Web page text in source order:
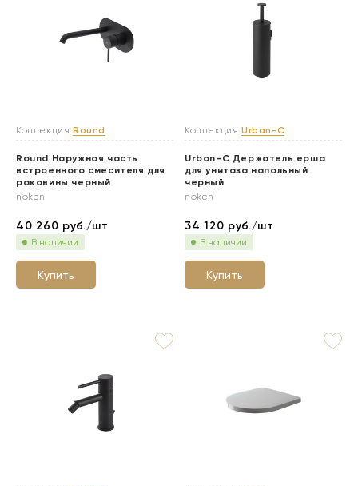
Коллекция Round
Round Наружная часть
встроенного смесителя для
раковины черный
noken
40 260 руб./шт
В наличии
Купить
Коллекция Urban-C
Urban-C Держатель ерша
для унитаза напольный
черный
noken
34 120 руб./шт
В наличии
Купить